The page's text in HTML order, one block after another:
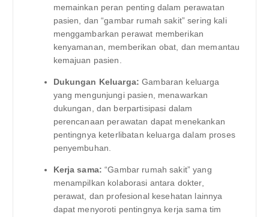
memainkan peran penting dalam perawatan
pasien, dan “gambar rumah sakit” sering kali
menggambarkan perawat memberikan
kenyamanan, memberikan obat, dan memantau
kemajuan pasien.
Dukungan Keluarga: Gambaran keluarga
yang mengunjungi pasien, menawarkan
dukungan, dan berpartisipasi dalam
perencanaan perawatan dapat menekankan
pentingnya keterlibatan keluarga dalam proses
penyembuhan.
Kerja sama: “Gambar rumah sakit” yang
menampilkan kolaborasi antara dokter,
perawat, dan profesional kesehatan lainnya
dapat menyoroti pentingnya kerja sama tim